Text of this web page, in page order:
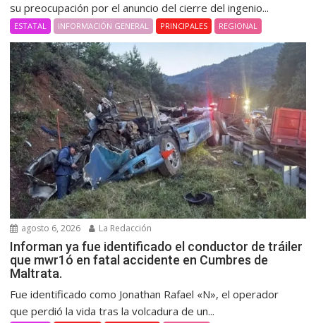
su preocupación por el anuncio del cierre del ingenio...
ESTATAL INFORMACIÓN GENERAL PRINCIPALES REGIONAL
agosto 6, 2026 La Redacción
Informan ya fue identificado el conductor de tráiler
que mwr1ó en fatal accidente en Cumbres de
Maltrata.
Fue identificado como Jonathan Rafael «N», el operador
que perdió la vida tras la volcadura de un...